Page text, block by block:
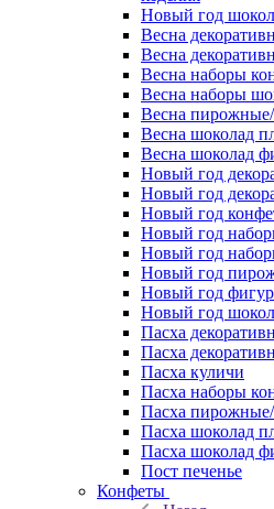
Новый год
Весна
Весна
Весна наборы
Весна наборы
Весна пирожные/
Весна шоколад
Весна шоколад
Новый год
Новый год
Новый год
Новый год
Новый год
Новый год
Новый год
Новый год
Пасха
Пасха
Пасха куличи
Пасха наборы
Пасха пирожные/
Пасха шоколад
Пасха шоколад
Пост печенье
Конфеты